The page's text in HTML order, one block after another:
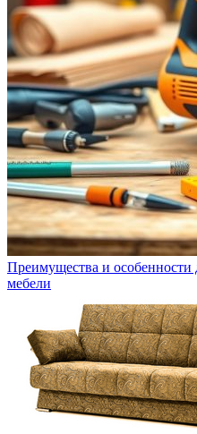
Преимущества и особенности
мебели